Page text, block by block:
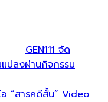
GEN111 จัด
ปลงผ่านกิจกรรม
“สารคดีสั้น” Video